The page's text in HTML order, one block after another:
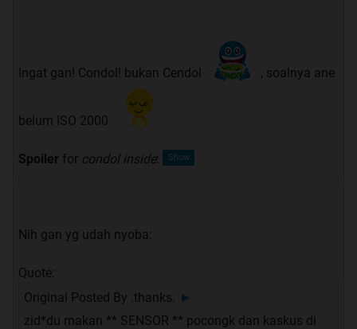
Ingat gan! Condol! bukan Cendol , soalnya ane
belum ISO 2000
Spoiler for condol inside:
Nih gan yg udah nyoba:
Quote:
Original Posted By .thanks.
►
zid*du makan ** SENSOR ** pocongk dan kaskus di